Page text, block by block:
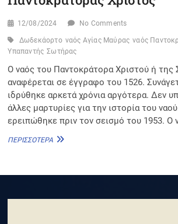
12/08/2024 No Comments
Δωδεκάορτο ναός Αγίας Μαύρας ναός
Υπαπαντής Σωτήρας
Ο ναός του Παντοκράτορα Χριστού ή της
αναφέρεται σε έγγραφο του 1526.
ιδρύθηκε αρκετά χρόνια αργότερα. Δεν
άλλες μαρτυρίες για την ιστορία του
ερειπώθηκε πριν τον σεισμό του 1953. Ο
ΠΕΡΙΣΣΌΤΕΡΑ ΠΑΝΤΟΚΡΆΤΟΡΑΣ